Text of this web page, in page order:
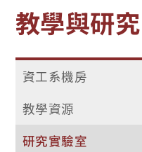
教學與研究
資工系機房
教學資源
研究實驗室